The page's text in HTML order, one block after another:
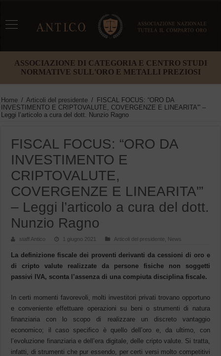
ASSOCIAZIONE DI CATEGORIA E CENTRO STUDI
NORMATIVE SULL'ORO E METALLI PREZIOSI
Home / Articoli del presidente / FISCAL FOCUS: “ORO DA
INVESTIMENTO E CRIPTOVALUTE, COVERGENZE E LINEARITA'” –
Leggi l’articolo a cura del dott. Nunzio Ragno
FISCAL FOCUS: “ORO DA
INVESTIMENTO E
CRIPTOVALUTE,
COVERGENZE E LINEARITA'”
– Leggi l’articolo a cura del dott.
Nunzio Ragno
staff Antico 1 giugno 2021 Articoli del presidente News
La definizione fiscale dei proventi derivanti da cessioni di oro e
di cripto valute realizzate da persone fisiche non soggetti
passivi IVA, sconta l’assenza di una compiuta disciplina fiscale.
In certi momenti favorevoli, molti investitori privati trovano opportuno
e conveniente effettuare operazioni su beni o strumenti di natura
finanziaria con lo scopo di realizzare un discreto vantaggio
economico; il caso specifico è quello dell’oro e, da ultimo, con
l’evoluzione finanziaria e dell’era digitale, delle cripto valute. Si tratta,
infatti, di strumenti che pur essendo, per certi versi molto competitivi